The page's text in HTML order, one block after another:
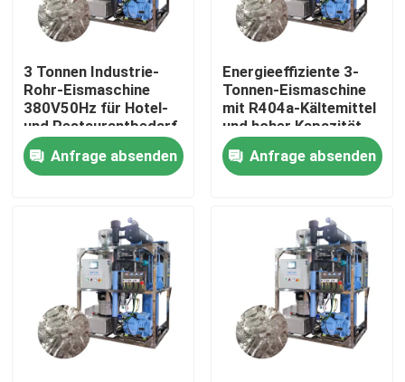
Über uns
Werksbesichtigung
Qualitätskontrolle
Bitte um ein Angebot
Röhreisenmaschine
3 Tonnen Industrie-
Rohr-Eismaschine
380V50Hz für Hotel-
und Restaurantbedarf
Anfrage absenden
Energieeffiziente 3-
Tonnen-Eismaschine
mit R404a-Kältemittel
und hoher Kapazität
Anfrage absenden